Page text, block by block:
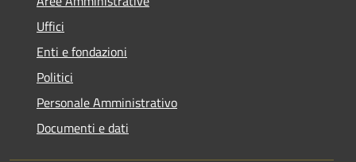
Uffici
Enti e fondazioni
Politici
Personale Amministrativo
Documenti e dati